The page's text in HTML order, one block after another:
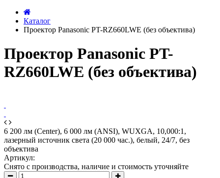
Каталог
Проектор Panasonic PT-RZ660LWE (без объектива)
Проектор Panasonic PT-
RZ660LWE (без объектива)
6 200 лм (Center), 6 000 лм (ANSI), WUXGA, 10,000:1,
лазерный источник света (20 000 час.), белый, 24/7, без
объектива
Артикул:
Снято с производства, наличие и стоимость уточняйте